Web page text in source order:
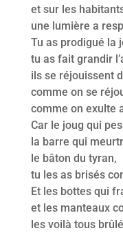
et sur les
une lumière a
Tu as prodigué la
tu as fait grandir
ils se réjouissent
comme on se
comme on exulte
Car le joug qui
la barre qui
le bâton du tyran,
tu les as brisés
Et les bottes qui
et les manteaux
les voilà tous